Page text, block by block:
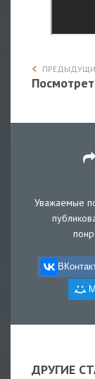
Уважаемые
ДРУГИЕ